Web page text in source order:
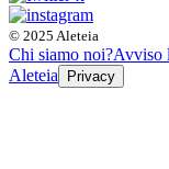
© 2025 Aleteia
Chi siamo noi?Avviso
Aleteia
Privacy